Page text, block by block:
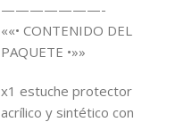
———————-
««• CONTENIDO DEL
PAQUETE •»»
x1 estuche protector
acrílico y sintético con